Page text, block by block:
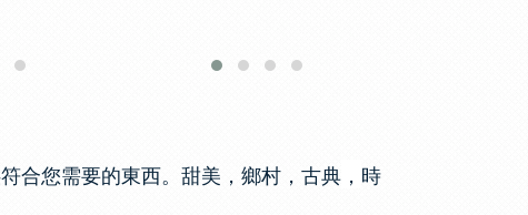
合您需要的東西。甜美，鄉村，古典 ， 時